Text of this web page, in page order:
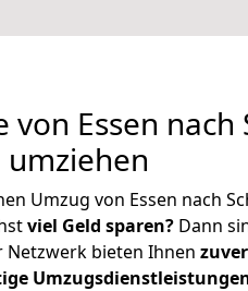
von Essen nach
Umzug von Essen nach
viel Geld sparen? Dann
Netzwerk bieten Ihnen